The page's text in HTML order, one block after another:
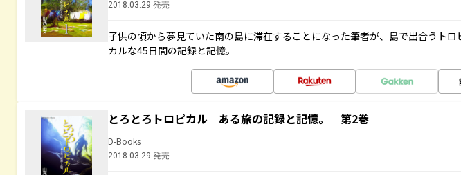
2018.03.29 発売
子供の頃から夢見ていた南の島に滞在することになった筆者が、島で出合うトロ
カルな45日間の記録と記憶。
とろとろトロピカル ある旅の記録と記憶。 第2巻
D-Books
2018.03.29 発売